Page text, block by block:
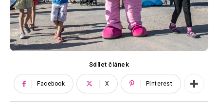
Sdílet článek
Facebook X Pinterest